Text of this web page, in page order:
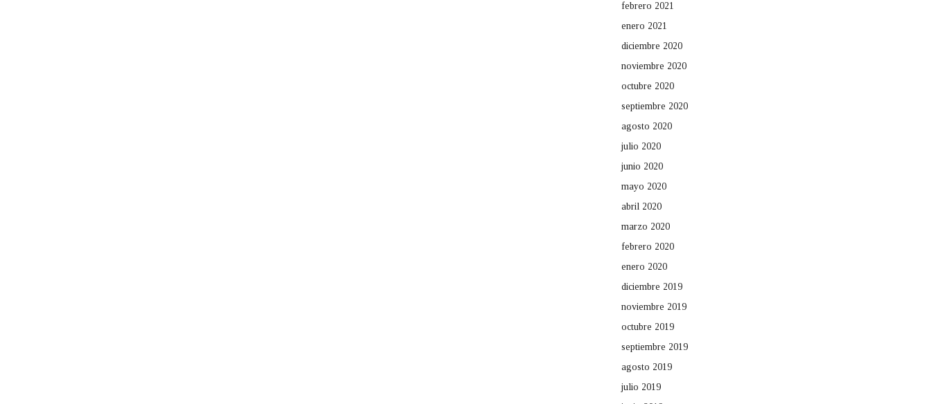
febrero 2021
enero 2021
diciembre 2020
noviembre 2020
octubre 2020
septiembre 2020
agosto 2020
julio 2020
junio 2020
mayo 2020
abril 2020
marzo 2020
febrero 2020
enero 2020
diciembre 2019
noviembre 2019
octubre 2019
septiembre 2019
agosto 2019
julio 2019